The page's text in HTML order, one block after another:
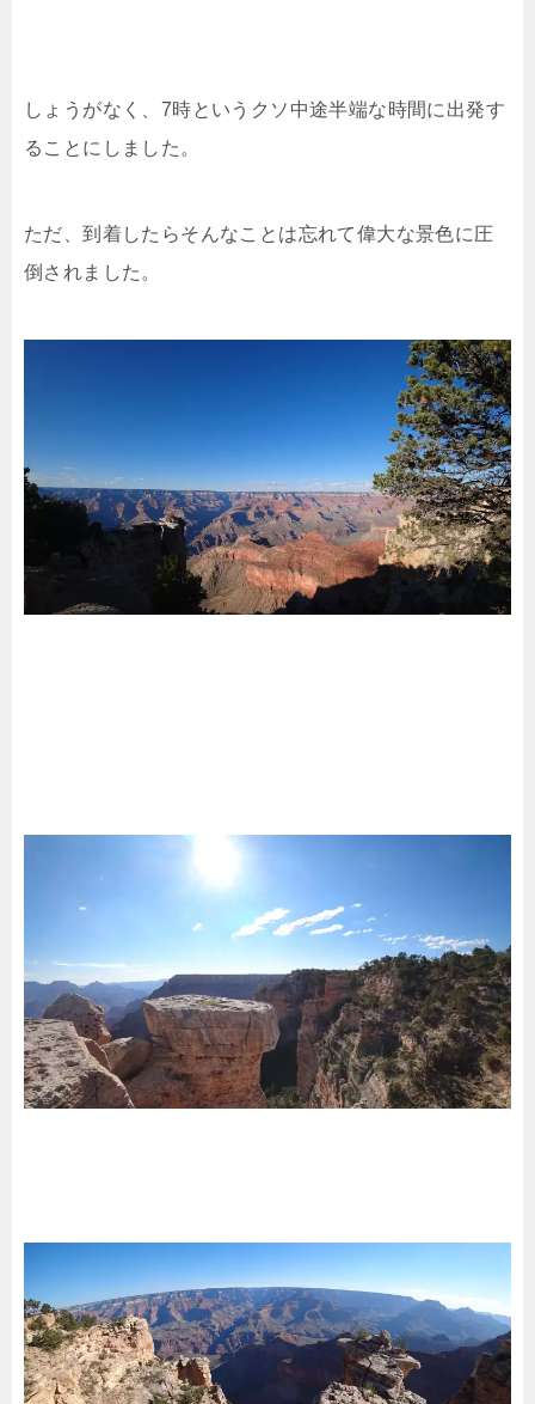
しょうがなく、7時というクソ中途半端な時間に出発す
ることにしました。
ただ、到着したらそんなことは忘れて偉大な景色に圧
倒されました。